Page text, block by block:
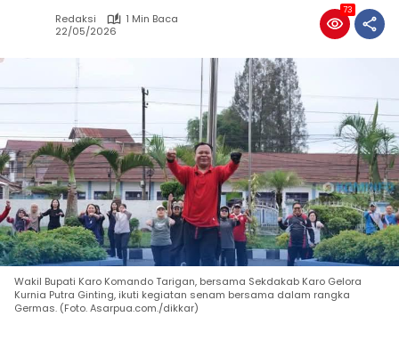
Redaksi
1 Min Baca
22/05/2026
73
Wakil Bupati Karo Komando Tarigan, bersama Sekdakab Karo Gelora
Kurnia Putra Ginting, ikuti kegiatan senam bersama dalam rangka
Germas. (Foto. Asarpua.com./dikkar)